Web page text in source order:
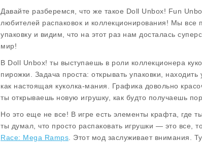
Давайте разберемся, что же такое Doll Unbox! Fun
любителей распаковок и коллекционирования! Мы все
упаковку и видим, что на этот раз нам досталась
мир!
В Doll Unbox! ты выступаешь в роли коллекционера
пирожки. Задача проста: открывать упаковки,
как настоящая куколка-мания. Графика довольно
ты открываешь новую игрушку, как будто получаешь
Но это еще не все! В игре есть элементы крафта, где
ты думал, что просто распаковать игрушки — это
Race: Mega Ramps . Этот мод заслуживает внимания.